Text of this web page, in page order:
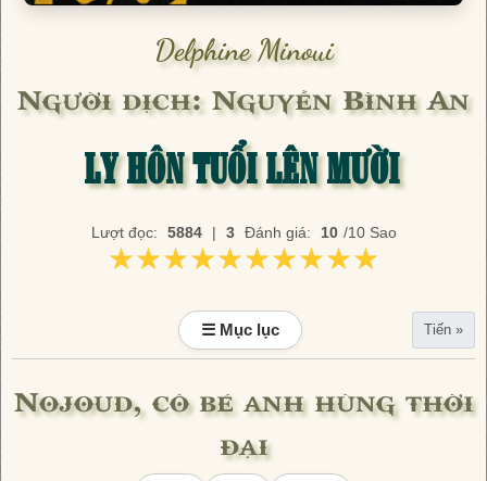
Delphine Minoui
Người dịch: Nguyễn Bình An
LY HÔN TUỔI LÊN MƯỜI
Lượt đọc: 5884 | 3 Đánh giá: 10 /10 Sao
★★★★★★★★★★
★★★★★★★★★★
☰ Mục lục Tiến »
Nojoud, cô bé anh hùng thời
đại